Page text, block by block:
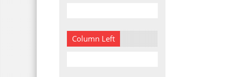
Column Left